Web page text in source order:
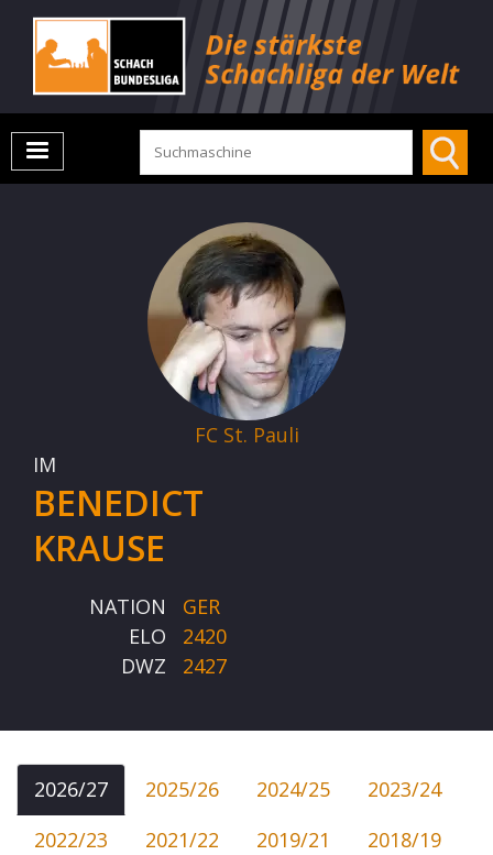
FC St. Pauli
IM
BENEDICT
KRAUSE
NATION
GER
ELO
2420
DWZ
2427
2026/27 2025/26 2024/25
2023/24
2022/23
2021/22 2019/21
2018/19